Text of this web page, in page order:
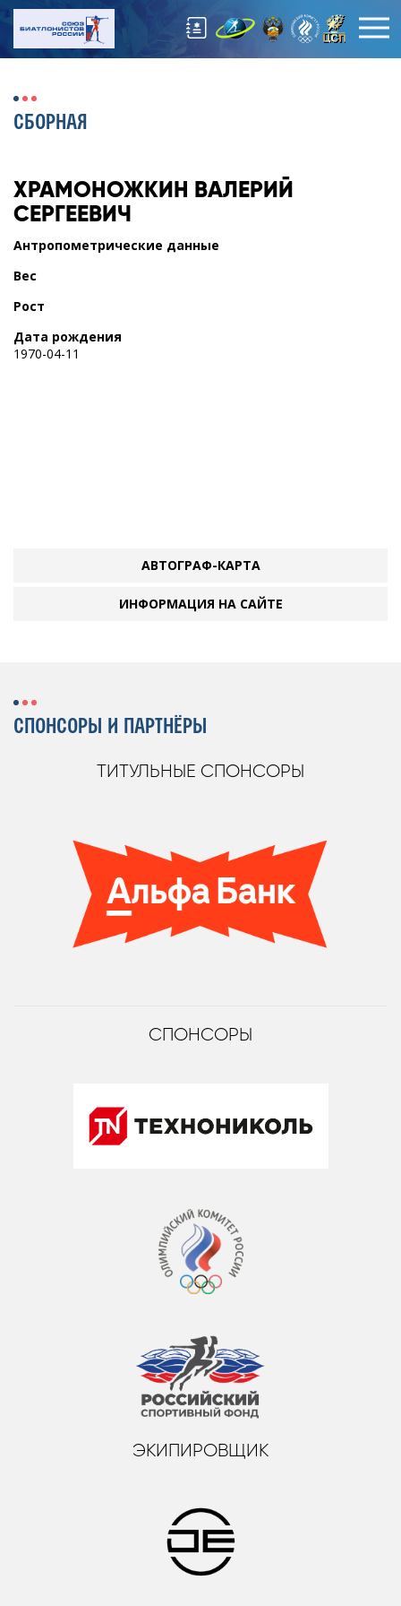
СБОРНАЯ
ХРАМОНОЖКИН ВАЛЕРИЙ
СЕРГЕЕВИЧ
Антропометрические данные
Вес
Рост
Дата рождения
1970-04-11
АВТОГРАФ-КАРТА
ИНФОРМАЦИЯ НА САЙТЕ
СПОНСОРЫ И ПАРТНЁРЫ
ТИТУЛЬНЫЕ СПОНСОРЫ
СПОНСОРЫ
ЭКИПИРОВЩИК